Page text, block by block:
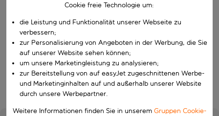
Wähle ein Ab- und Rückflugdatum aus.
Reisezeitraum wählen
Wer
Suchen
Cookie freie Technologie um:
die Leistung und Funktionalität unserer Webseite zu
verbessern;
zur Personalisierung von Angeboten in der Werbung, die Sie
auf unserer Website sehen können;
um unsere Marketingleistung zu analysieren;
zur Bereitstellung von auf easyJet zugeschnittenen Werbe-
und Marketinginhalten auf und außerhalb unserer Website
durch unsere Werbepartner.
Weitere Informationen finden Sie in unserem Gruppen Cookie-